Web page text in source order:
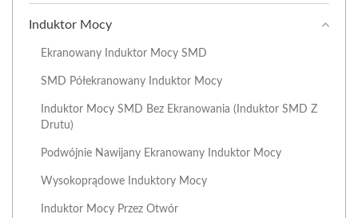
Induktor Mocy
Ekranowany Induktor Mocy SMD
SMD Półekranowany Induktor Mocy
Induktor Mocy SMD Bez Ekranowania (induktor SMD Z
Drutu)
Podwójnie Nawijany Ekranowany Induktor Mocy
Wysokoprądowe Induktory Mocy
Induktor Mocy Przez Otwór